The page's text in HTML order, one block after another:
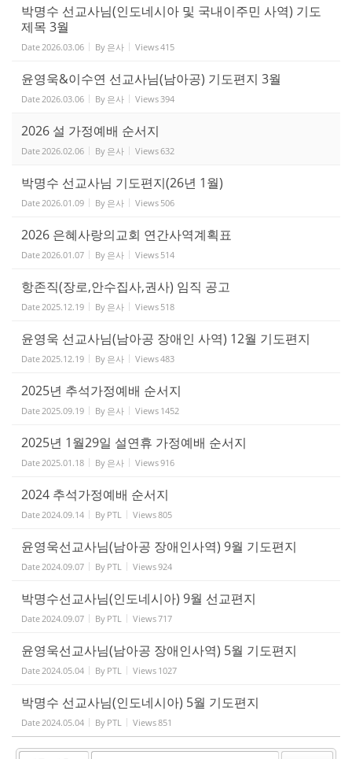
박명수 선교사님(인도네시아 및 국내이주민 사역) 기도
제목 3월
Date 2026.03.06 By 은사 Views415
윤영욱&이수연 선교사님(남아공) 기도편지 3월
Date 2026.03.06 By 은사 Views 394
2026 설 가정예배 순서지
Date 2026.02.06 By 은사 Views632
박명수 선교사님 기도편지(26년 1월)
Date 2026.01.09 By 은사 Views 506
2026 은혜사랑의교회 연간사역계획표
Date 2026.01.07 By 은사 Views 514
항존직(장로,안수집사,권사) 임직 공고
Date 2025.12.19 By 은사 Views 518
윤영욱 선교사님(남아공 장애인 사역) 12월 기도편지
Date 2025.12.19 By 은사 Views483
2025년 추석가정예배 순서지
Date 2025.09.19 By 은사 Views 1452
2025년 1월29일 설연휴 가정예배 순서지
Date 2025.01.18 By 은사 Views916
2024 추석가정예배 순서지
Date 2024.09.14 By PTL Views805
윤영욱선교사님(남아공 장애인사역) 9월 기도편지
Date 2024.09.07 By PTL Views924
박명수선교사님(인도네시아) 9월 선교편지
Date 2024.09.07 By PTL Views717
윤영욱선교사님(남아공 장애인사역) 5월 기도편지
Date 2024.05.04 By PTL Views 1027
박명수 선교사님(인도네시아) 5월 기도편지
Date 2024.05.04 By PTL Views851